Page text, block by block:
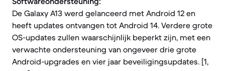
De Galaxy A13 werd gelanceerd met Android 12 en
heeft updates ontvangen tot Android 14. Verdere grote
OS-updates zullen waarschijnlijk beperkt zijn, met een
verwachte ondersteuning van ongeveer drie grote
Android-upgrades en vier jaar beveiligingsupdates. [1,